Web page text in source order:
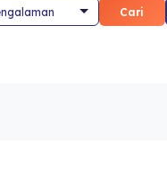
Cari